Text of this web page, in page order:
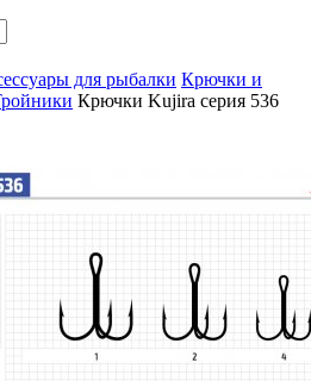
для рыбалки Крючки и
Крючки Kujira серия 536